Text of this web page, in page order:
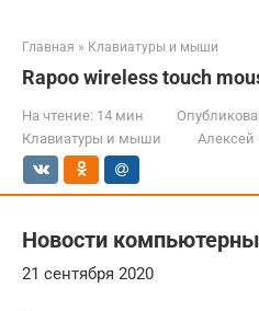
Главная » Клавиатуры и мыши
Rapoo wireless touch
На чтение: 14 мин
Клавиатуры и мыши
Новости
21 сентября 2020